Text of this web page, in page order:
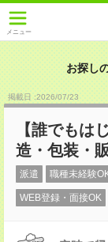
メニュー
お探し
掲載日 :2026/07/23
【誰でもは
造・包装・
派遣 職種未経験
WEB登録・面接OK